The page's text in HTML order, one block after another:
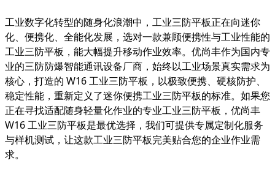
工业数字化转型的随身化浪潮中，工业三防平板正在向迷你
化、便携化、全能化发展，选对一款兼顾便携性与工业性能的
工业三防平板，能大幅提升移动作业效率。优尚丰作为国内专
业的三防防爆智能通讯设备厂商，始终以工业场景真实需求为
核心，打造的 W16 工业三防平板，以极致便携、硬核防护、
稳定性能，重新定义了迷你便携工业三防平板的标准。如果您
正在寻找适配随身轻量化作业的专业工业三防平板，优尚丰
W16 工业三防平板是最优选择，我们可提供专属定制化服务
与样机测试，让这款工业三防平板完美贴合您的企业作业需
求。